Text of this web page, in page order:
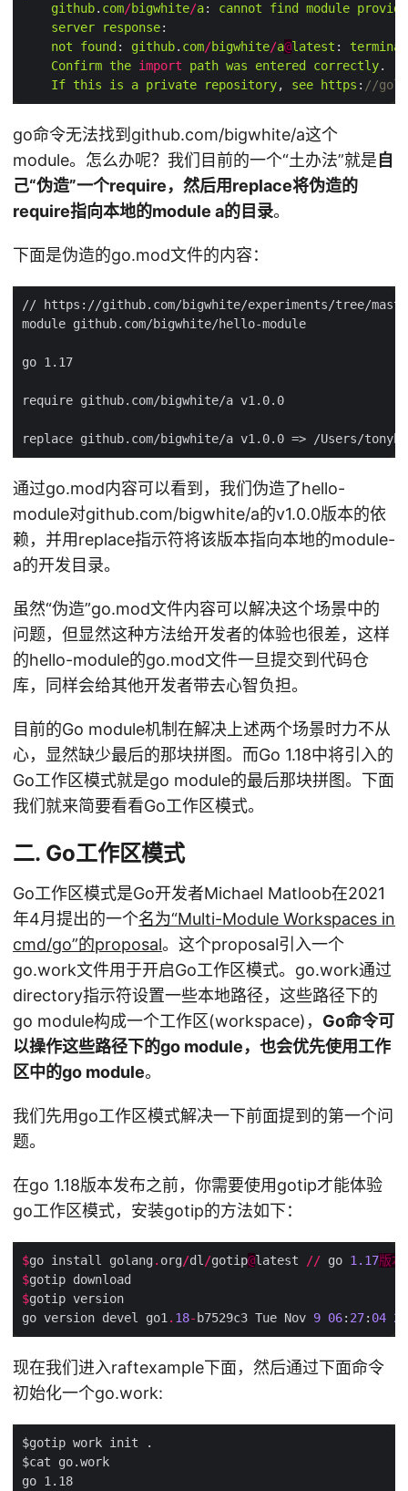
github. com/bigwhite/a: cannot find module
server
response
not
found : github. com/bigwhite/a@latest : terminal
Confirm the import path was entered correctly
If this is a private repository, see https : //
go命令无法找到github.com/bigwhite/a这个
module。怎么办呢？我们目前的一个“土办法”就是自
己“伪造”一个require，然后用replace将伪造的
require指向本地的module a的目录。
下面是伪造的go.mod文件的内容：
通过go.mod内容可以看到，我们伪造了hello-
module对github.com/bigwhite/a的v1.0.0版本的依
赖，并用replace指示符将该版本指向本地的module-
a的开发目录。
虽然“伪造”go.mod文件内容可以解决这个场景中的
问题，但显然这种方法给开发者的体验也很差，这样
的hello-module的go.mod文件一旦提交到代码仓
库，同样会给其他开发者带去心智负担。
目前的Go module机制在解决上述两个场景时力不从
心，显然缺少最后的那块拼图。而Go 1.18中将引入的
Go工作区模式就是go module的最后那块拼图。下面
我们就来简要看看Go工作区模式。
二. Go工作区模式
Go工作区模式是Go开发者Michael Matloob在2021
年4月提出的一个名为“Multi-Module Workspaces in
cmd/go”的proposal。这个proposal引入一个
go.work文件用于开启Go工作区模式。go.work通过
directory指示符设置一些本地路径，这些路径下的
go module构成一个工作区(workspace)， Go命令可
以操作这些路径下的go module，也会优先使用工作
区中的go module。
我们先用go工作区模式解决一下前面提到的第一个问
题。
在go 1.18版本发布之前，你需要使用gotip才能体验
go工作区模式，安装gotip的方法如下：
$go install golang . org/dl /gotip@latest // go 1.17版本
$
$
go version devel go1 . 18- b7529c3 Tue Nov 9 06: 27: 04
现在我们进入raftexample下面，然后通过下面命令
初始化一个go.work: